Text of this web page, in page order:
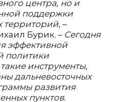
дальневосточных
развития
пунктов.
рост качества
увеличение темпов
а также
территорий
негативному